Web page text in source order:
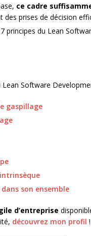
ce cadre
des prises de décision
principes du Lean
Software
gaspillage
son ensemble
d’entreprise
découvrez mon profil !